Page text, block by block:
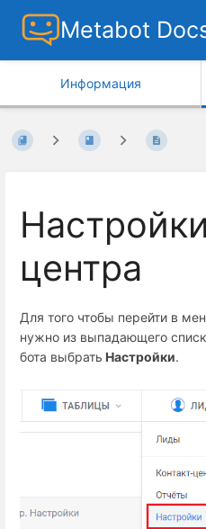
Metabot
Информация
центра
Для того чтобы перейти в
нужно из выпадающего
бота выбрать Настройки.